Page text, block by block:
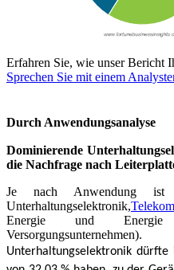
Erfahren Sie, wie unser Bericht
Sprechen Sie mit einem
Durch Anwendungsanalyse
Dominierende
die Nachfrage nach
Je nach Anwendung
Unterhaltungselektronik,
Energie und
Versorgungsunternehmen).
Unterhaltungselektronik